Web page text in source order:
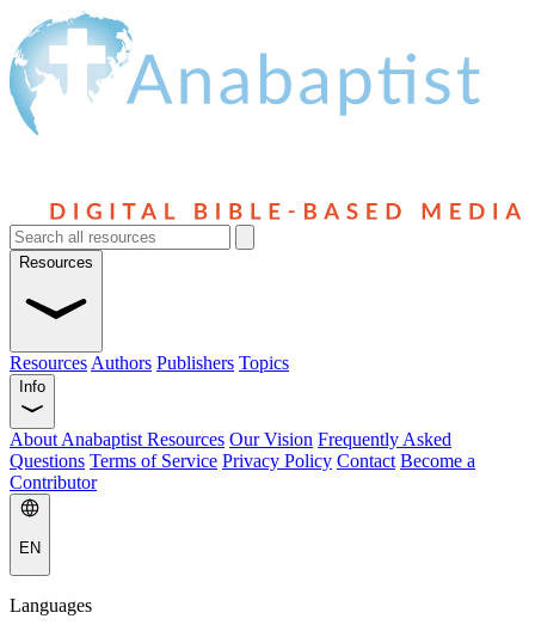
Resources
Resources Authors Publishers Topics
Info
About Anabaptist Resources Our Vision Frequently Asked
Questions Terms of Service Privacy Policy Contact Become a
Contributor
EN
Languages